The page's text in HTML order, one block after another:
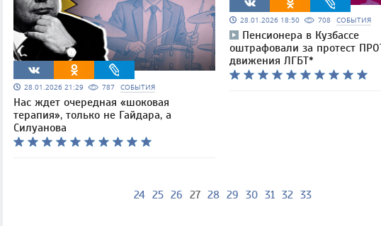
28.01.2026 21:29 787 СОБЫТИЯ
Нас ждет очередная «шоковая
терапия», только не Гайдара, а
Силуанова
28.01.2026 18:50 708 СОБЫТИЯ
Пенсионера в Кузбассе
оштрафовали за протест
движения ЛГБТ*
24 25 26 27 28 29 30 31 32 33